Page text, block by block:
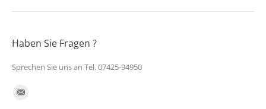
Haben Sie Fragen ?
Sprechen Sie uns an Tel. 07425-94950
Finden Sie uns auf: